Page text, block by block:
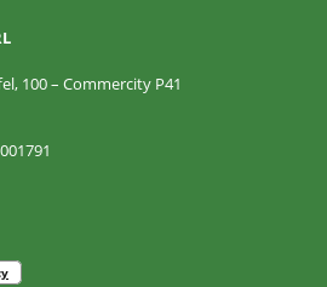
100 – Commercity P41